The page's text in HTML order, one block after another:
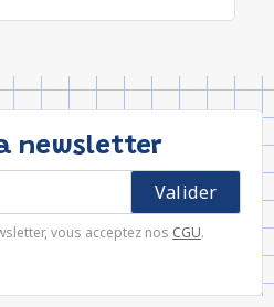
newsletter
vous acceptez nos CGU.